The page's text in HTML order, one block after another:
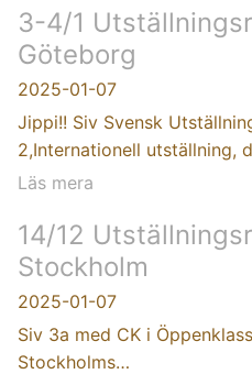
3-4/1
Göteborg
2025-01-07
Jippi!! Siv Svensk
2,Internationell utställning,
Läs mera
14/12
Stockholm
2025-01-07
Siv 3a med CK i
Stockholms…